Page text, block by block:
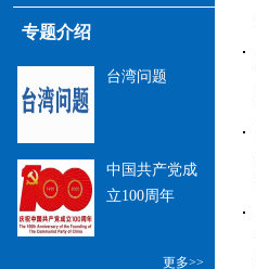
专题介绍
台湾问题
中国共产党成
立100周年
更多>>